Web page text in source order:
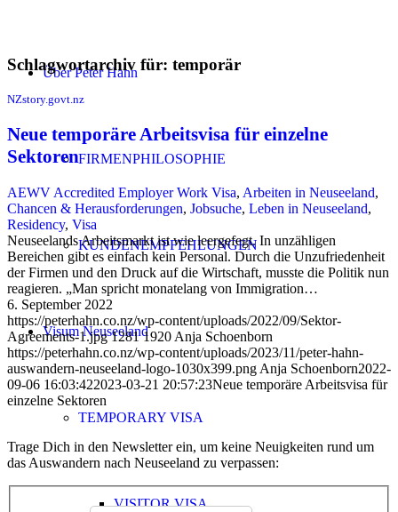
Über Peter Hahn
FIRMENPHILOSOPHIE
KUNDENEMPFEHLUNGEN
Visum Neuseeland
TEMPORARY VISA
VISITOR VISA
Schlagwortarchiv für: temporär
NZstory.govt.nz
Neue temporäre Arbeitsvisa für einzelne
Sektoren
AEWV Accredited Employer Work Visa, Arbeiten in Neuseeland,
Chancen & Herausforderungen, Jobsuche, Leben in Neuseeland,
Residency, Visa
Neuseelands Arbeitsmarkt ist wie leergefegt. In unzähligen
Bereichen gibt es einfach kein Personal. Durch die Unzufriedenheit
der Firmen und den Druck auf die Wirtschaft, musste die Politik nun
reagieren. „Man spricht monatelang von Immigration…
6. September 2022
https://peterhahn.co.nz/wp-content/uploads/2022/09/Sektor-
Agreements-1.jpg 1281 1920 Anja Schoenborn
https://peterhahn.co.nz/wp-content/uploads/2023/11/peter-hahn-
auswandern-neuseeland-logo-1030x399.png Anja Schoenborn2022-
09-06 16:03:422023-03-21 20:57:23Neue temporäre Arbeitsvisa für
einzelne Sektoren
Trage Dich in den Newsletter ein, um keine Neuigkeiten rund um
das Auswandern nach Neuseeland zu verpassen: